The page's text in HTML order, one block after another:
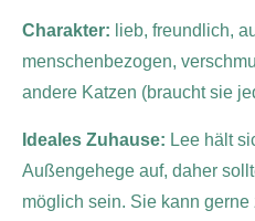
Charakter: lieb, freundlich,
menschenbezogen,
andere Katzen (braucht sie
Ideales Zuhause: Lee hält
Außengehege auf, daher
möglich sein. Sie kann